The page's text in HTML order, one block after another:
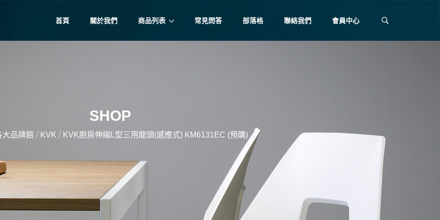
首頁 關於我們 商品列表 常見問答 部落格 聯絡我們 會員中心
SHOP
大品牌館 / KVK / KVK廚房伸縮L型三用龍頭(感應式) KM6131EC (預購)